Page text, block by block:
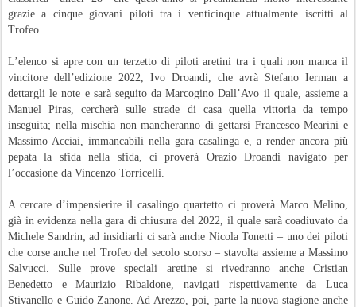
grazie a cinque giovani piloti tra i venticinque attualmente iscritti al
Trofeo.
L’elenco si apre con un terzetto di piloti aretini tra i quali non manca il
vincitore dell’edizione 2022, Ivo Droandi, che avrà Stefano Ierman a
dettargli le note e sarà seguito da Marcogino Dall’Avo il quale, assieme a
Manuel Piras, cercherà sulle strade di casa quella vittoria da tempo
inseguita; nella mischia non mancheranno di gettarsi Francesco Mearini e
Massimo Acciai, immancabili nella gara casalinga e, a render ancora più
pepata la sfida nella sfida, ci proverà Orazio Droandi navigato per
l’occasione da Vincenzo Torricelli.
A cercare d’impensierire il casalingo quartetto ci proverà Marco Melino,
già in evidenza nella gara di chiusura del 2022, il quale sarà coadiuvato da
Michele Sandrin; ad insidiarli ci sarà anche Nicola Tonetti – uno dei piloti
che corse anche nel Trofeo del secolo scorso – stavolta assieme a Massimo
Salvucci. Sulle prove speciali aretine si rivedranno anche Cristian
Benedetto e Maurizio Ribaldone, navigati rispettivamente da Luca
Stivanello e Guido Zanone. Ad Arezzo, poi, parte la nuova stagione anche